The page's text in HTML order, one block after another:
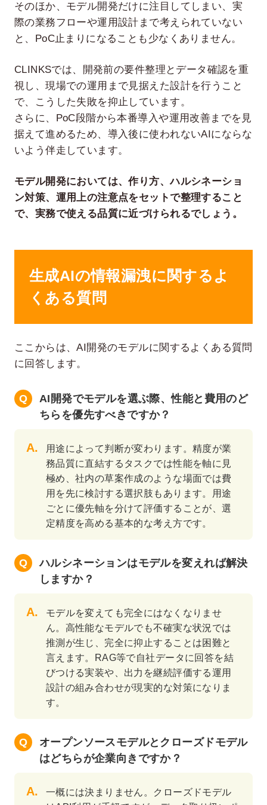
そのほか、モデル開発だけに注目してしまい、実
際の業務フローや運用設計まで考えられていない
と、PoC止まりになることも少なくありません。
CLINKSでは、開発前の要件整理とデータ確認を重
視し、現場での運用まで見据えた設計を行うこと
で、こうした失敗を抑止しています。
さらに、PoC段階から本番導入や運用改善までを見
据えて進めるため、導入後に使われないAIにならな
いよう伴走しています。
モデル開発においては、作り方、ハルシネーショ
ン対策、運用上の注意点をセットで整理すること
で、実務で使える品質に近づけられるでしょう。
生成AIの情報漏洩に関するよ
くある質問
ここからは、AI開発のモデルに関するよくある質問
に回答します。
AI開発でモデルを選ぶ際、性能と費用のど
ちらを優先すべきですか？
用途によって判断が変わります。精度が業
務品質に直結するタスクでは性能を軸に見
極め、社内の草案作成のような場面では費
用を先に検討する選択肢もあります。用途
ごとに優先軸を分けて評価することが、選
定精度を高める基本的な考え方です。
ハルシネーションはモデルを変えれば解決
しますか？
モデルを変えても完全にはなくなりませ
ん。高性能なモデルでも不確実な状況では
推測が生じ、完全に抑止することは困難と
言えます。RAG等で自社データに回答を結
びつける実装や、出力を継続評価する運用
設計の組み合わせが現実的な対策になりま
す。
オープンソースモデルとクローズドモデル
はどちらが企業向きですか？
一概には決まりません。クローズドモデル